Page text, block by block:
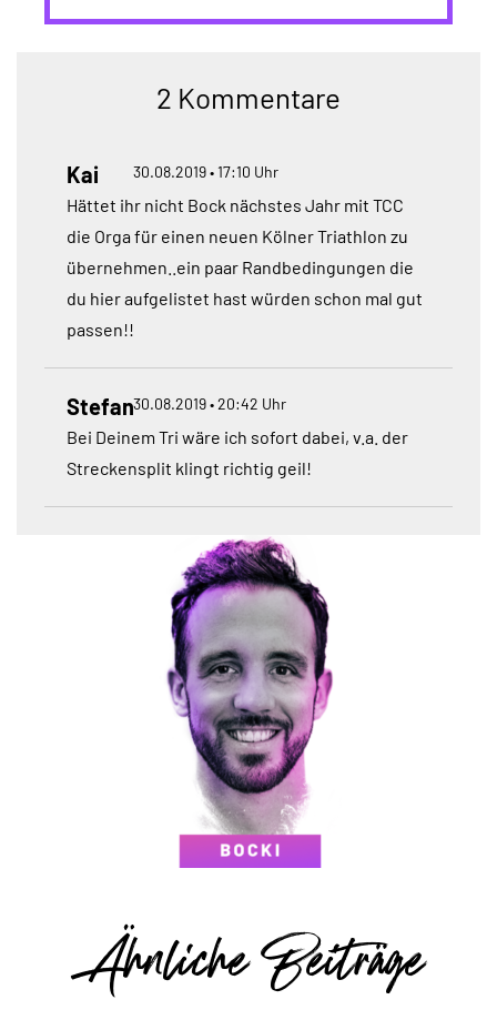
2 Kommentare
Kai 30.08.2019 • 17:10 Uhr
Hättet ihr nicht Bock nächstes Jahr mit TCC
die Orga für einen neuen Kölner Triathlon zu
übernehmen..ein paar Randbedingungen die
du hier aufgelistet hast würden schon mal gut
passen!!
Stefan30.08.2019 • 20:42 Uhr
Bei Deinem Tri wäre ich sofort dabei, v.a. der
Streckensplit klingt richtig geil!
Ähnliche Beiträge